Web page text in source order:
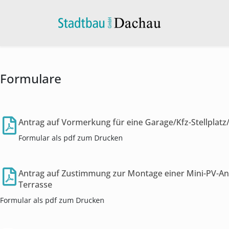
Formulare
Antrag auf Vormerkung für eine Garage/Kfz-
Formular als pdf zum Drucken
Antrag auf Zustimmung zur Montage einer Mini-PV-
Terrasse
Formular als pdf zum Drucken